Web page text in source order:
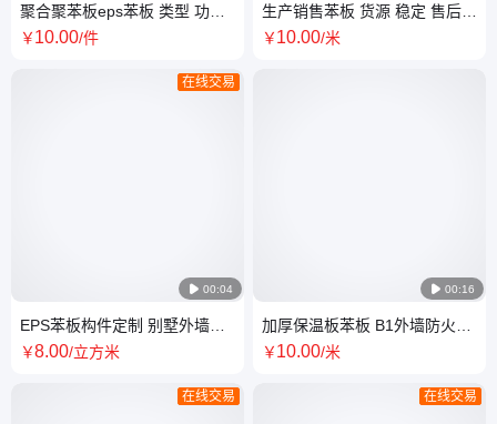
聚合聚苯板eps苯板 类型 功能
材料 外墙防火耐寒 厂家批发
￥10.00/件
 00:04
在线交易
EPS苯板构件定制 别墅外墙装
饰造型构件厂成品线条
￥8.00/立方米
在线交易
生产销售苯板 货源 稳定 售后
及时响应 性能稳定 现货批发
￥10.00/米
 00:16
加厚保温板苯板 B1外墙防火耐
寒高密度保 温 板
￥10.00/米
在线交易